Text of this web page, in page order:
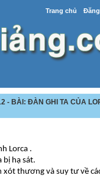
Trang chủ
- BÀI: ĐÀN GHI TA CỦA
Lorca .
bị hạ sát.
xót thương và suy tư về